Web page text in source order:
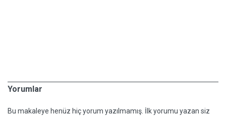
Yorumlar
Bu makaleye henüz hiç yorum yazılmamış. İlk yorumu yazan siz